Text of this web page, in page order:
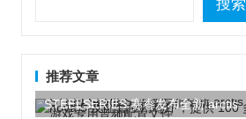
搜索
推荐文章
STEELSERIES 赛睿发布全新 arctis